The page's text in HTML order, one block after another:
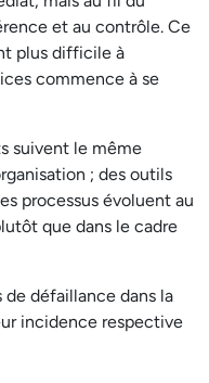
et au contrôle. Ce
plus difficile à
commence à se
suivent le même
; des outils
processus évoluent au
que dans le cadre
de défaillance dans la
incidence respective